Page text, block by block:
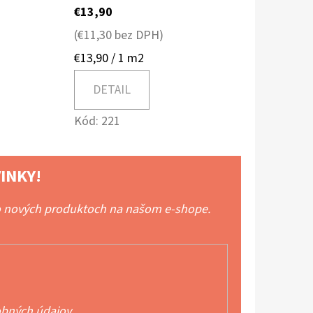
€13,90
(€11,30 bez DPH)
Jednotková
cena:
€13,90 / 1 m2
DETAIL
Kód: 221
produktoch na našom e-shope.